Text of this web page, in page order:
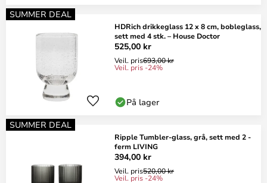
SUMMER DEAL
HDRich drikkeglass 12 x 8 cm, bobleglass,
sett med 4 stk. – House Doctor
525,00 kr
Veil. pris693,00 kr
Veil. pris -24%
På lager
SUMMER DEAL
Ripple Tumbler-glass, grå, sett med 2 -
ferm LIVING
394,00 kr
Veil. pris520,00 kr
Veil. pris -24%